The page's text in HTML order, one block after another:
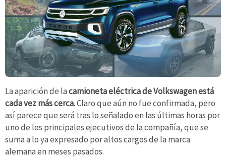
La aparición de lacamioneta eléctrica de Volkswagen está
cada vez más cerca.Claro que aún no fue confirmada, pero
así parece que será tras lo señalado en las últimas horas por
uno de los principales ejecutivos de la compañía, que se
suma a lo ya expresado por altos cargos de la marca
alemana en meses pasados.